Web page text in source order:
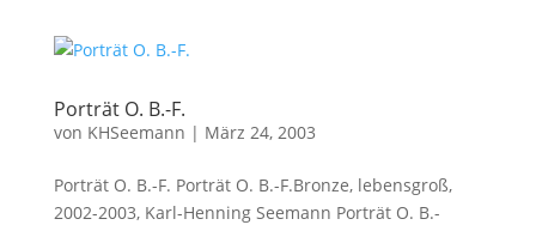
Porträt O. B.-F.
von KHSeemann | März 24, 2003
Porträt O. B.-F. Porträt O. B.-F.Bronze, lebensgroß,
2002-2003, Karl-Henning Seemann Porträt O. B.-